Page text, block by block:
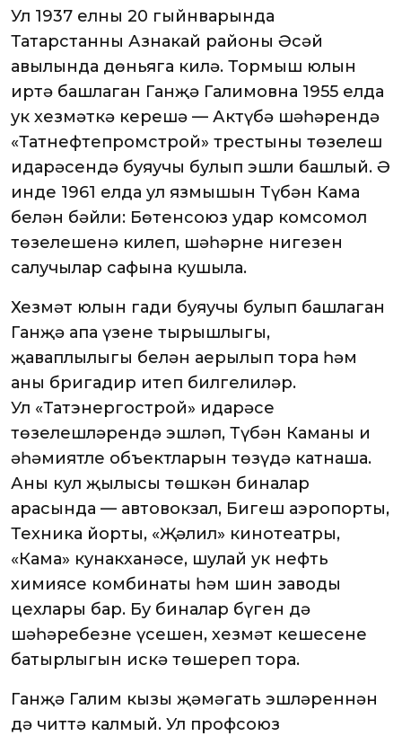
Ул 1937 елның 20 гыйнварында
Татарстанның Азнакай районы Әсәй
авылында дөньяга килә. Тормыш юлын
иртә башлаган Ганҗә Галимовна 1955 елда
ук хезмәткә керешә — Актүбә шәһәрендә
«Татнефтепромстрой» трестының төзелеш
идарәсендә буяучы булып эшли башлый. Ә
инде 1961 елда ул язмышын Түбән Кама
белән бәйли: Бөтенсоюз удар комсомол
төзелешенә килеп, шәһәрнең нигезен
салучылар сафына кушыла.
Хезмәт юлын гади буяучы булып башлаган
Ганҗә апа үзенең тырышлыгы,
җаваплылыгы белән аерылып тора һәм
аны бригадир итеп билгелиләр.
Ул «Татэнергострой» идарәсе
төзелешләрендә эшләп, Түбән Каманың иң
әһәмиятле объектларын төзүдә катнаша.
Аның кул җылысы төшкән биналар
арасында — автовокзал, Бигеш аэропорты,
Техника йорты, «Җәлил» кинотеатры,
«Кама» кунакханәсе, шулай ук нефть
химиясе комбинаты һәм шин заводы
цехлары бар. Бу биналар бүген дә
шәһәребезнең үсешен, хезмәт кешесенең
батырлыгын искә төшереп тора.
Ганҗә Галим кызы җәмәгать эшләреннән
дә читтә калмый. Ул профсоюз